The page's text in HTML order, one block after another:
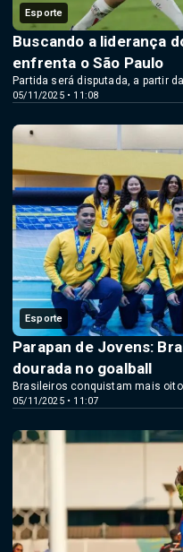
Esporte
05/11/2025 • 11:08
Buscando a liderança
enfrenta o São Paulo
Partida será disputada, a partir
Esporte
05/11/2025 • 11:07
Parapan de Jovens:
dourada no goalball
Brasileiros conquistam mais